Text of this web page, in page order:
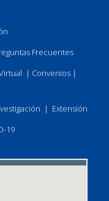
Frecuentes
| Convenios|
| Extensión
19